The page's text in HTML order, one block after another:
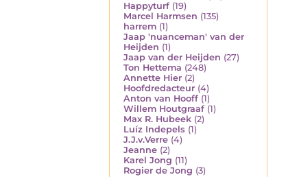
Happyturf (19)
Marcel Harmsen (135)
harrem (1)
Jaap 'nuanceman' van der
Heijden (1)
Jaap van der Heijden (27)
Ton Hettema (248)
Annette Hier (2)
Hoofdredacteur (4)
Anton van Hooff (1)
Willem Houtgraaf (1)
Max R. Hubeek (2)
Luíz Indepels (1)
J.J.v.Verre (4)
Jeanne (2)
Karel Jong (11)
Rogier de Jong (3)